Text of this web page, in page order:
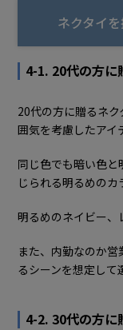
ネクタイ
4-1. 20代の方に
20代の方に贈るネ
囲気を考慮したアイ
同じ色でも暗い色
じられる明るめのカ
明るめのネイビー、
また、内勤なのか
るシーンを想定して
4-2. 30代の方に